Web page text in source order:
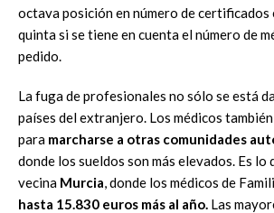
octava posición en número de certificados
quinta si se tiene en cuenta el número de
pedido.
La fuga de profesionales no sólo se está
países del extranjero. Los médicos
para marcharse a otras comunidades
donde los sueldos son más elevados. Es lo
vecina Murcia , donde los médicos de
hasta 15.830 euros más al año. Las